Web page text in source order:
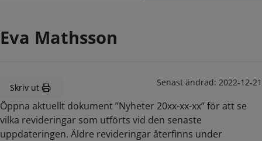
Eva Mathsson
Skriv ut Senast ändrad: 2022-12-21
Öppna aktuellt dokument ”Nyheter 20xx-xx-xx” för att se
vilka revideringar som utförts vid den senaste
uppdateringen. Äldre revideringar återfinns under